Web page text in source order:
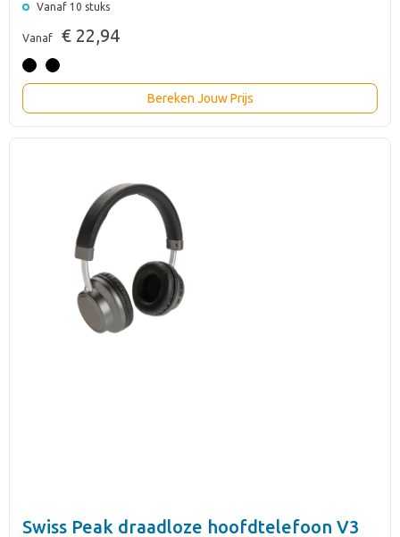
Vanaf 10 stuks
Vanaf € 22,94
Bereken Jouw Prijs
Swiss Peak draadloze hoofdtelefoon V3